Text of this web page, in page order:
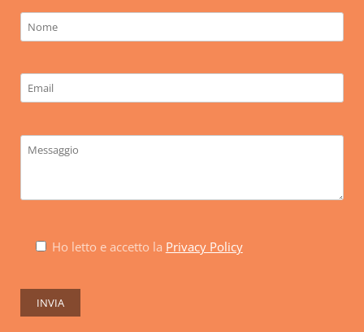
Ho letto e accetto la Privacy Policy